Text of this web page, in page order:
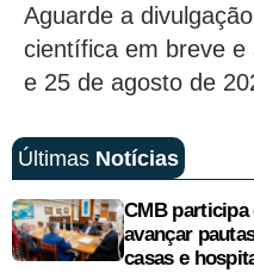
Aguarde a
científica em breve e
e 25 de agosto de
Últimas Notícias
CMB participa
avançar
casas e